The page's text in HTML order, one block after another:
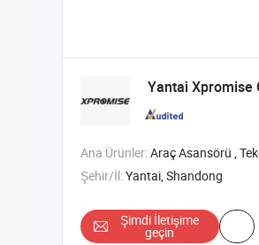
Yantai Xpromise
Ana Ürünler:Araç Asansörü , Tekerlek Hizalayıcı , Lastik Değiştirici , Tekerlek
Şehir/İl:Yantai, Shandong
Şimdi İletişime
geçin